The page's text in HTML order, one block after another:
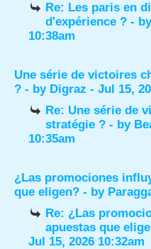
Re: Les paris en
d'expérience ? -
10:38am
Une série de victoires
? - by Digraz - Jul 15,
Re: Une série de
stratégie ? - by
10:35am
¿Las promociones
que eligen? - by
Re: ¿Las
apuestas que
Jul 15, 2026 10:32am